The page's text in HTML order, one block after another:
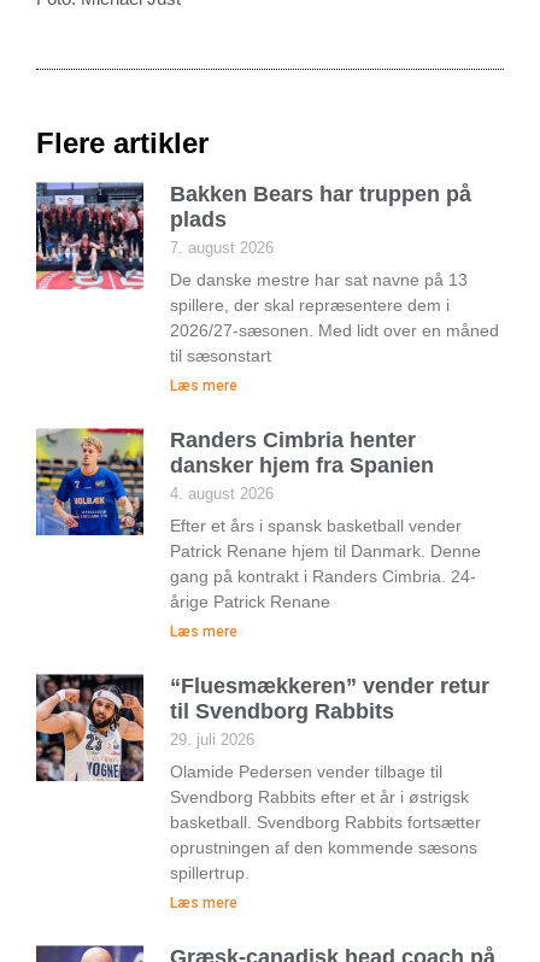
Flere artikler
Bakken Bears har truppen på
plads
7. august 2026
De danske mestre har sat navne på 13
spillere, der skal repræsentere dem i
2026/27-sæsonen. Med lidt over en måned
til sæsonstart
Læs mere
Randers Cimbria henter
dansker hjem fra Spanien
4. august 2026
Efter et års i spansk basketball vender
Patrick Renane hjem til Danmark. Denne
gang på kontrakt i Randers Cimbria. 24-
årige Patrick Renane
Læs mere
“Fluesmækkeren” vender retur
til Svendborg Rabbits
29. juli 2026
Olamide Pedersen vender tilbage til
Svendborg Rabbits efter et år i østrigsk
basketball. Svendborg Rabbits fortsætter
oprustningen af den kommende sæsons
spillertrup.
Læs mere